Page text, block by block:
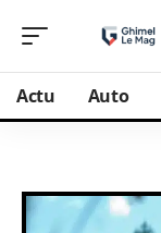
Actu Auto